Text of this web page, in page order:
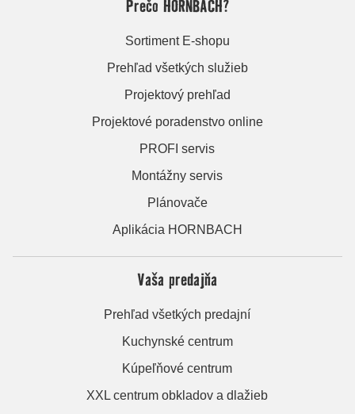
Prečo HORNBACH?
Sortiment E-shopu
Prehľad všetkých služieb
Projektový prehľad
Projektové poradenstvo online
PROFI servis
Montážny servis
Plánovače
Aplikácia HORNBACH
Vaša predajňa
Prehľad všetkých predajní
Kuchynské centrum
Kúpeľňové centrum
XXL centrum obkladov a dlažieb